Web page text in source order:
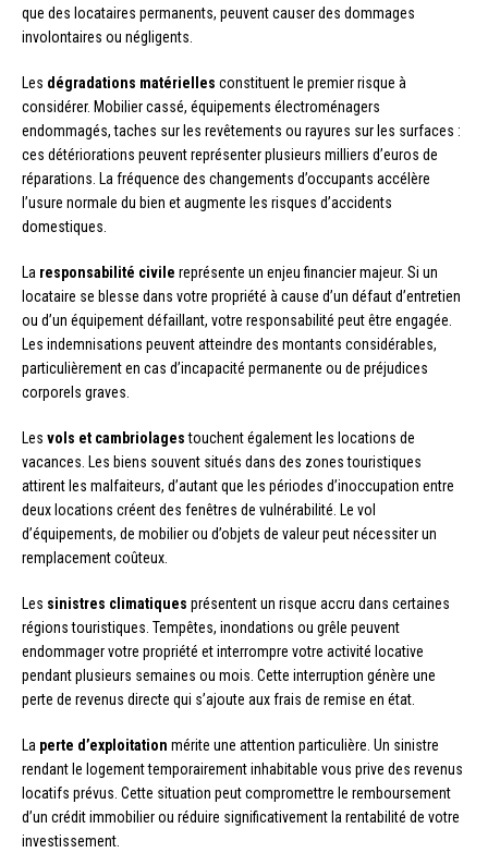
que des locataires permanents, peuvent causer des dommages
involontaires ou négligents.
Les dégradations matérielles constituent le premier risque à
considérer. Mobilier cassé, équipements électroménagers
endommagés, taches sur les revêtements ou rayures sur les surfaces :
ces détériorations peuvent représenter plusieurs milliers d’euros de
réparations. La fréquence des changements d’occupants accélère
l’usure normale du bien et augmente les risques d’accidents
domestiques.
La responsabilité civile représente un enjeu financier majeur. Si un
locataire se blesse dans votre propriété à cause d’un défaut d’entretien
ou d’un équipement défaillant, votre responsabilité peut être engagée.
Les indemnisations peuvent atteindre des montants considérables,
particulièrement en cas d’incapacité permanente ou de préjudices
corporels graves.
Les vols et cambriolagestouchent également les locations de
vacances. Les biens souvent situés dans des zones touristiques
attirent les malfaiteurs, d’autant que les périodes d’inoccupation entre
deux locations créent des fenêtres de vulnérabilité. Le vol
d’équipements, de mobilier ou d’objets de valeur peut nécessiter un
remplacement coûteux.
Les sinistres climatiques présentent un risque accru dans certaines
régions touristiques. Tempêtes, inondations ou grêle peuvent
endommager votre propriété et interrompre votre activité locative
pendant plusieurs semaines ou mois. Cette interruption génère une
perte de revenus directe qui s’ajoute aux frais de remise en état.
La perte d’exploitation mérite une attention particulière. Un sinistre
rendant le logement temporairement inhabitable vous prive des revenus
locatifs prévus. Cette situation peut compromettre le remboursement
d’un crédit immobilier ou réduire significativement la rentabilité de votre
investissement.